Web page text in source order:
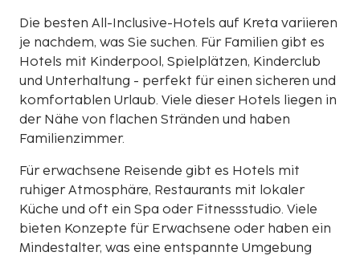
Die besten All-Inclusive-Hotels auf Kreta variieren
je nachdem, was Sie suchen. Für Familien gibt es
Hotels mit Kinderpool, Spielplätzen, Kinderclub
und Unterhaltung - perfekt für einen sicheren und
komfortablen Urlaub. Viele dieser Hotels liegen in
der Nähe von flachen Stränden und haben
Familienzimmer.
Für erwachsene Reisende gibt es Hotels mit
ruhiger Atmosphäre, Restaurants mit lokaler
Küche und oft ein Spa oder Fitnessstudio. Viele
bieten Konzepte für Erwachsene oder haben ein
Mindestalter, was eine entspannte Umgebung